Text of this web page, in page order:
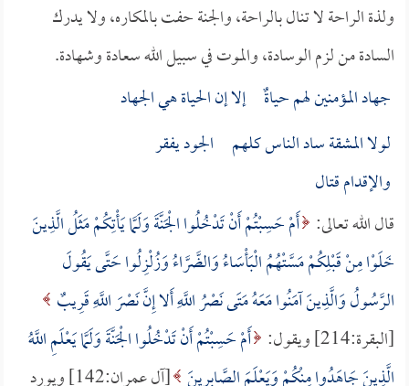
ولذة الراحة لا تنال بالراحة، والجنة حفت بالمكاره، ولا يدرك
السادة من لزم الوسادة، والموت في سبيل الله سعادة وشهادة.
جهاد المؤمنين لهم حياةٌ إلا إن الحياة هي الجهاد
لولا المشقة ساد الناس كلهم الجود يفقر
والإقدام قتال
قال الله تعالى: أَمْ حَسِبْتُمْ أَنْ تَدْخُلُوا الْجَنَّةَ وَلَمَّا يَأْتِكُمْ مَثَلُ الَّذِينَ
خَلَوْا مِنْ قَبْلِكُمْ مَسَّتْهُمُ الْبَأْسَاءُ وَالضَّرَّاءُ وَزُلْزِلُوا حَتَّى يَقُولَ
الرَّسُولُ وَالَّذِينَ آمَنُوا مَعَهُ مَتَى نَصْرُ اللَّهِ أَلا إِنَّ نَصْرَ اللَّهِ قَرِيبٌ
[البقرة:214] ويقول:
أَمْ حَسِبْتُمْ أَنْ تَدْخُلُوا الْجَنَّةَ وَلَمَّا يَعْلَمِ اللَّهُ